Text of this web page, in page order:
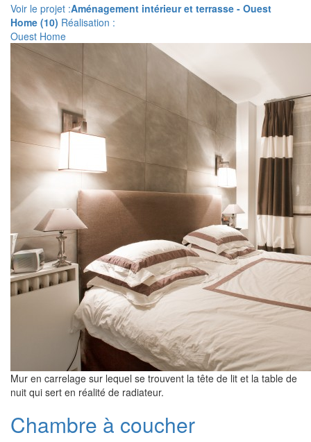
Voir le projet :Aménagement intérieur et terrasse - Ouest
Home (10) Réalisation :
Ouest Home
Mur en carrelage sur lequel se trouvent la tête de lit et la table de
nuit qui sert en réalité de radiateur.
Chambre à coucher